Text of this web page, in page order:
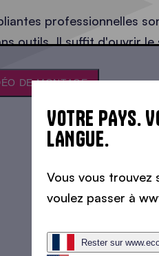
professionnelles
outils. Il suffit d'ouvrir
DE MONTAGE
VOTRE PAYS.
LANGUE.
Vous vous trouvez
voulez passer à
Rester sur